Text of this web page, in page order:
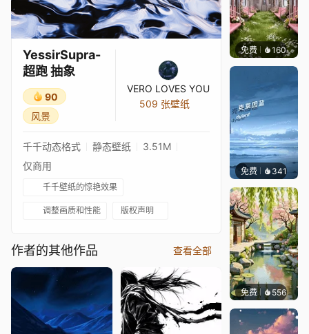
YessirSupra-
超跑 抽象
90
风景
VERO LOVES YOU
509 张壁纸
千千动态格式 静态壁纸
3.51M
仅商用
千千壁纸的惊艳效果
调整画质和性能 版权声明
作者的其他作品 查看全部
免费 160渔小小
免费 341冰茶Ln
免费 556渔小小